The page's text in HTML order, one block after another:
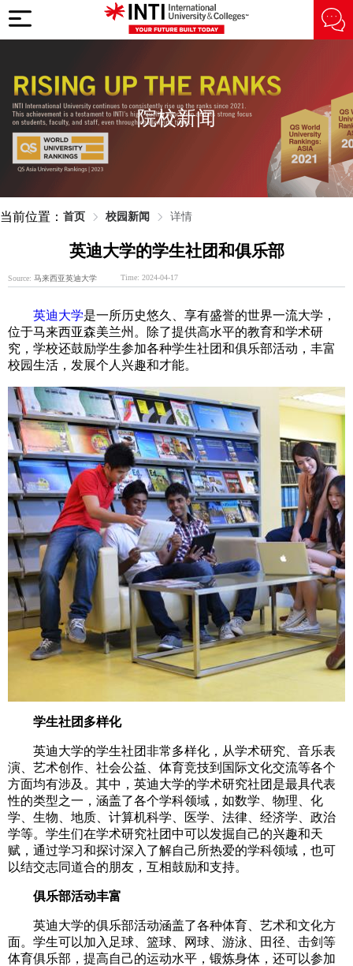
院校新闻
当前位置： 首页 校园新闻 详情
英迪大学的学生社团和俱乐部
Source: 马来西亚英迪大学 Time: 2024-04-17
英迪大学是一所历史悠久、享有盛誉的世界一流大学，
位于马来西亚森美兰州。除了提供高水平的教育和学术研
究，学校还鼓励学生参加各种学生社团和俱乐部活动，丰富
校园生活，发展个人兴趣和才能。
学生社团多样化
英迪大学的学生社团非常多样化，从学术研究、音乐表
演、艺术创作、社会公益、体育竞技到国际文化交流等各个
方面均有涉及。其中，英迪大学的学术研究社团是最具代表
性的类型之一，涵盖了各个学科领域，如数学、物理、化
学、生物、地质、计算机科学、医学、法律、经济学、政治
学等。学生们在学术研究社团中可以发掘自己的兴趣和天
赋，通过学习和探讨深入了解自己所热爱的学科领域，也可
以结交志同道合的朋友，互相鼓励和支持。
俱乐部活动丰富
英迪大学的俱乐部活动涵盖了各种体育、艺术和文化方
面。学生可以加入足球、篮球、网球、游泳、田径、击剑等
体育俱乐部，提高自己的运动水平，锻炼身体，还可以参加